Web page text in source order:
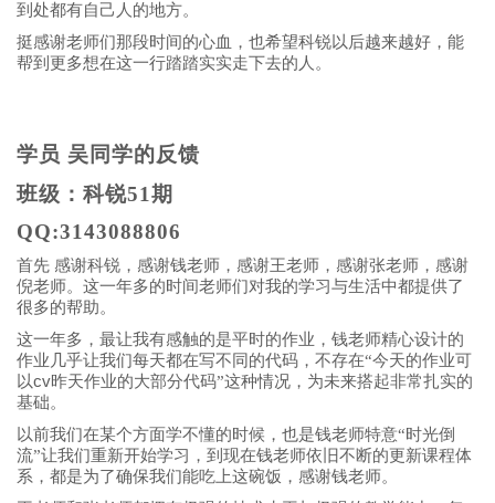
到处都有自己人的地方。
挺感谢老师们那段时间的心血，也希望科锐以后越来越好，能
帮到更多想在这一行踏踏实实走下去的人。
学员 吴同学的反馈
班级：科锐51期
QQ:3143088806
首先 感谢科锐，感谢钱老师，感谢王老师，感谢张老师，感谢
倪老师。这一年多的时间老师们对我的学习与生活中都提供了
很多的帮助。
这一年多，最让我有感触的是平时的作业，钱老师精心设计的
作业几乎让我们每天都在写不同的代码，不存在“今天的作业可
以cv昨天作业的大部分代码”这种情况，为未来搭起非常扎实的
基础。
以前我们在某个方面学不懂的时候，也是钱老师特意“时光倒
流”让我们重新开始学习，到现在钱老师依旧不断的更新课程体
系，都是为了确保我们能吃上这碗饭，感谢钱老师。